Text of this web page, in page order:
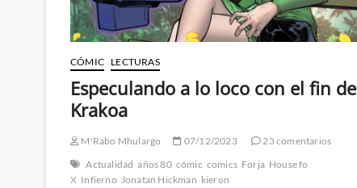
CÓMIC LECTURAS
Especulando a lo loco con el fin de
Krakoa
M'Rabo Mhulargo 07/12/2023
23 comentarios
Actualidad años 80 cómic comics Forja House fo
X Infierno Jonatan Hickman kieron